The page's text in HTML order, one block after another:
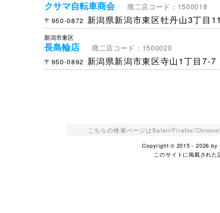
クサマ自転車商会
廃二店コード：1500018
〒950-0872 新潟県新潟市東区牡丹山3丁目
新潟市東区
長島輪店
廃二店コード：1500020
〒950-0892 新潟県新潟市東区寺山1丁目7-7
こちらの検索ページはSafari/Firefox/
Copyright © 2015 - 2026 by
このサイトに掲載され